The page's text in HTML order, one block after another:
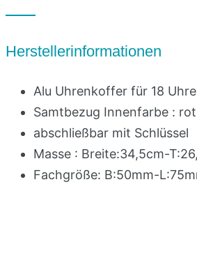
Herstellerinformationen
Alu Uhrenkoffer für 18
Samtbezug Innenfarbe : rot
abschließbar mit Schlüssel
Masse : Breite:34,5cm-
Fachgröße: B:50mm-